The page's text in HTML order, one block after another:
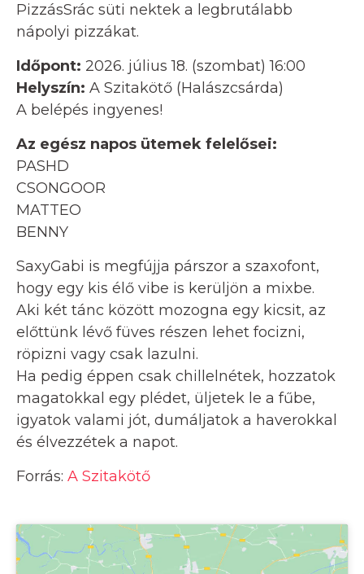
PizzásSrác süti nektek a legbrutálabb
nápolyi pizzákat.
Időpont: 2026. július 18. (szombat) 16:00
Helyszín: A Szitakötő (Halászcsárda)
A belépés ingyenes!
Az egész napos ütemek felelősei:
PASHD
CSONGOOR
MATTEO
BENNY
SaxyGabi is megfújja párszor a szaxofont,
hogy egy kis élő vibe is kerüljön a mixbe.
Aki két tánc között mozogna egy kicsit, az
előttünk lévő füves részen lehet focizni,
röpizni vagy csak lazulni.
Ha pedig éppen csak chillelnétek, hozzatok
magatokkal egy plédet, üljetek le a fűbe,
igyatok valami jót, dumáljatok a haverokkal
és élvezzétek a napot.
Forrás: A Szitakötő